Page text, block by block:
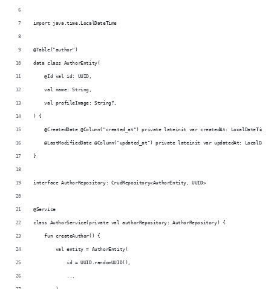
import java.time.LocalDateTime
@Table("author")
data class AuthorEntity(
    @Id val id: UUID,
    val name: String,
    val profileImage: String?,
) {
    @CreatedDate @Column("created_at") private lateinit var createdAt: LocalDateTime
@LastModifiedDate @Column("updated_at") private lateinit var updatedAt:
}
interface AuthorRepository: CrudRepository<AuthorEntity, UUID>
@Service
class AuthorService(private val authorRepository: AuthorRepository) {
    fun createAuthor() {
        val entity = AuthorEntity(
            id = UUID.randomUUID(),